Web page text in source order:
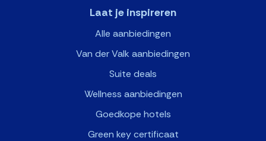
Laat je inspireren
Alle aanbiedingen
Van der Valk aanbiedingen
Suite deals
Wellness aanbiedingen
Goedkope hotels
Green key certificaat